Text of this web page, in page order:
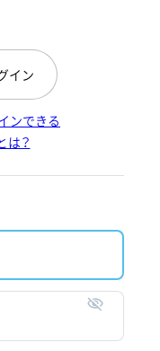
イン
ンできる
は？